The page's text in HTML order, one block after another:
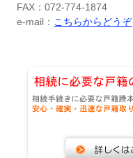
FAX：072-774-1874
e-mail： こちらからどうぞ